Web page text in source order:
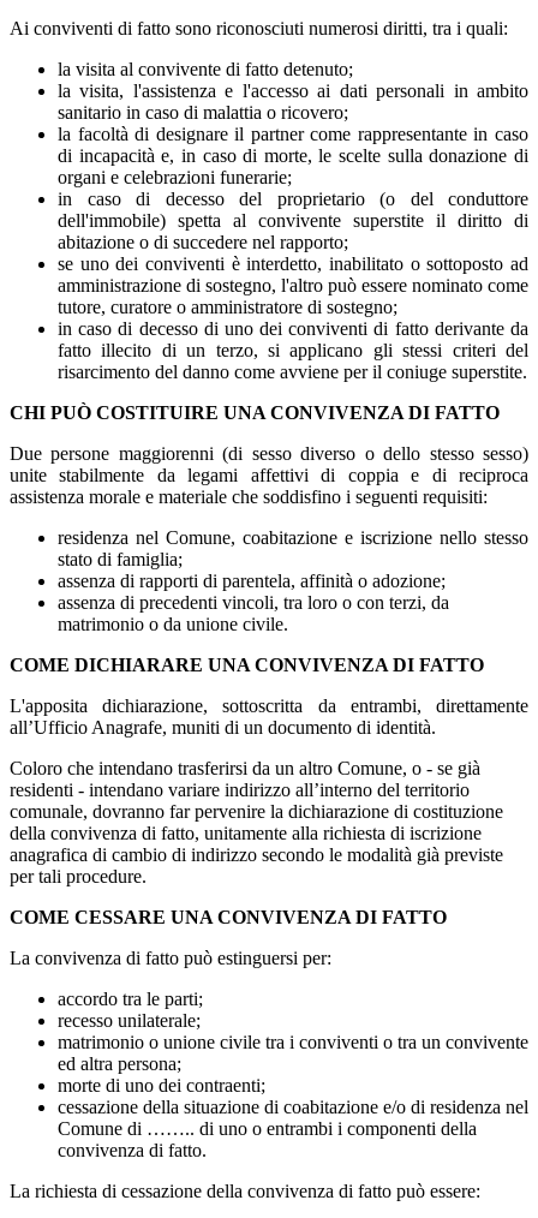
Ai conviventi di fatto sono riconosciuti numerosi diritti, tra i quali:
la visita al convivente di fatto detenuto;
la visita, l'assistenza e l'accesso ai dati personali in ambito
sanitario in caso di malattia o ricovero;
la facoltà di designare il partner come rappresentante in caso
di incapacità e, in caso di morte, le scelte sulla donazione di
organi e celebrazioni funerarie;
in caso di decesso del proprietario (o del conduttore
dell'immobile) spetta al convivente superstite il diritto di
abitazione o di succedere nel rapporto;
se uno dei conviventi è interdetto, inabilitato o sottoposto ad
amministrazione di sostegno, l'altro può essere nominato come
tutore, curatore o amministratore di sostegno;
in caso di decesso di uno dei conviventi di fatto derivante da
fatto illecito di un terzo, si applicano gli stessi criteri del
risarcimento del danno come avviene per il coniuge superstite.
CHI PUÒ COSTITUIRE UNA CONVIVENZA DI FATTO
Due persone maggiorenni (di sesso diverso o dello stesso sesso)
unite stabilmente da legami affettivi di coppia e di reciproca
assistenza morale e materiale che soddisfino i seguenti requisiti:
residenza nel Comune, coabitazione e iscrizione nello stesso
stato di famiglia;
assenza di rapporti di parentela, affinità o adozione;
assenza di precedenti vincoli, tra loro o con terzi, da
matrimonio o da unione civile.
COME DICHIARARE UNA CONVIVENZA DI FATTO
L'apposita dichiarazione, sottoscritta da entrambi, direttamente
all’Ufficio Anagrafe, muniti di un documento di identità.
Coloro che intendano trasferirsi da un altro Comune, o - se già
residenti - intendano variare indirizzo all’interno del territorio
comunale, dovranno far pervenire la dichiarazione di costituzione
della convivenza di fatto, unitamente alla richiesta di iscrizione
anagrafica di cambio di indirizzo secondo le modalità già previste
per tali procedure.
COME CESSARE UNA CONVIVENZA DI FATTO
La convivenza di fatto può estinguersi per:
accordo tra le parti;
recesso unilaterale;
matrimonio o unione civile tra i conviventi o tra un convivente
ed altra persona;
morte di uno dei contraenti;
cessazione della situazione di coabitazione e/o di residenza nel
Comune di …….. di uno o entrambi i componenti della
convivenza di fatto.
La richiesta di cessazione della convivenza di fatto può essere: